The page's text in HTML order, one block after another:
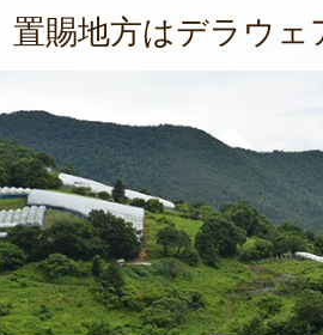
置賜地方はデラウェ